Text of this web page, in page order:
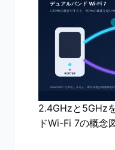
2.4GHzと5GHz
ドWi-Fi 7の概念